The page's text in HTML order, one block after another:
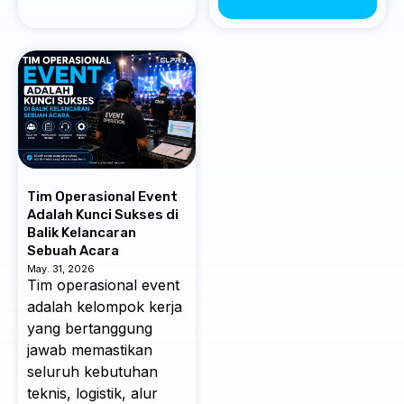
Tim Operasional Event
Adalah Kunci Sukses di
Balik Kelancaran
Sebuah Acara
May. 31, 2026
Tim operasional event
adalah kelompok kerja
yang bertanggung
jawab memastikan
seluruh kebutuhan
teknis, logistik, alur